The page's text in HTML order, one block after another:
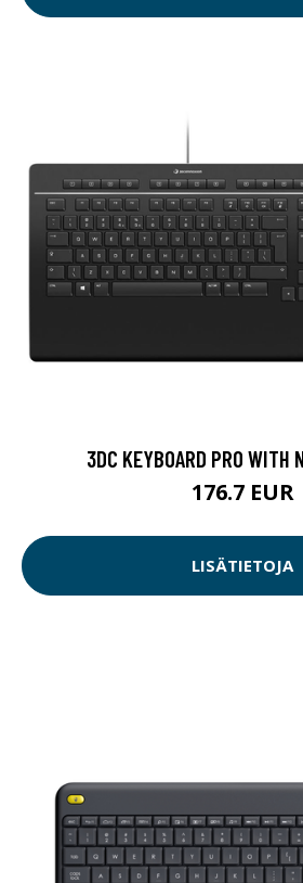
3DC KEYBOARD PRO WITH
176.7 EUR
LISÄTIETOJA